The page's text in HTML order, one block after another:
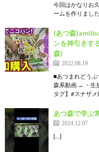
今回はかなりお
ームを作りまし
(あつ森
ンを神引きす
森)
2022.08.19
■あつまれどうぶ
森系動画 → ・生
タグ】#スナザ
あつ森で学ぶ
2024.12.07
[…]